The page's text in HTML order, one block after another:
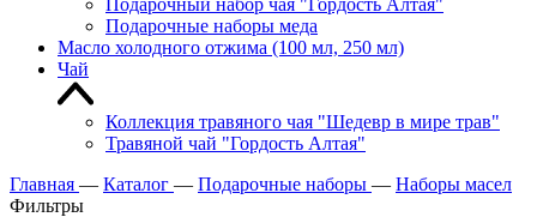
Подарочный набор чая "Гордость Алтая"
Подарочные наборы меда
Масло холодного отжима (100 мл, 250 мл)
Чай
Коллекция травяного чая "Шедевр в мире трав"
Травяной чай "Гордость Алтая"
Главная — Каталог — Подарочные наборы — Наборы масел
Фильтры